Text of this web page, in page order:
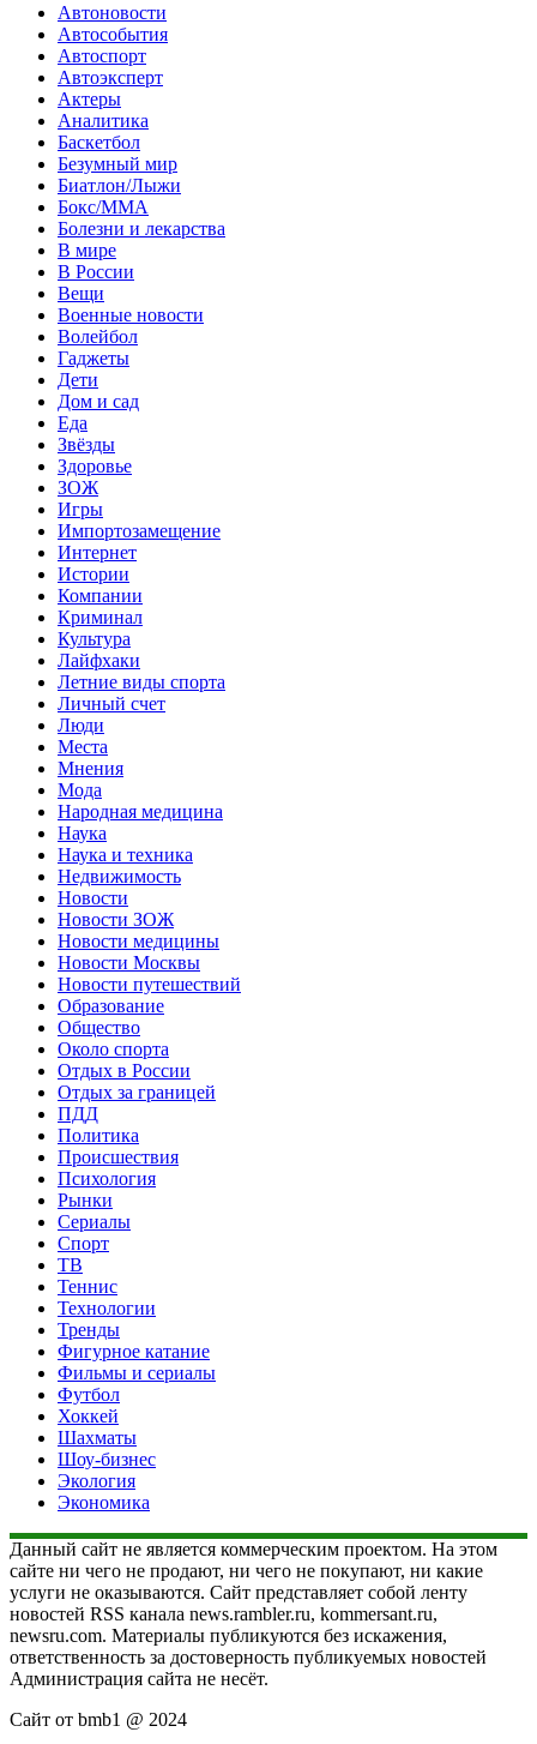
Автоновости
Автособытия
Автоспорт
Автоэксперт
Актеры
Аналитика
Баскетбол
Безумный мир
Биатлон/Лыжи
Бокс/MMA
Болезни и лекарства
В мире
В России
Вещи
Военные новости
Волейбол
Гаджеты
Дети
Дом и сад
Еда
Звёзды
Здоровье
ЗОЖ
Игры
Импортозамещение
Интернет
Истории
Компании
Криминал
Культура
Лайфхаки
Летние виды спорта
Личный счет
Люди
Места
Мнения
Мода
Народная медицина
Наука
Наука и техника
Недвижимость
Новости
Новости ЗОЖ
Новости медицины
Новости Москвы
Новости путешествий
Образование
Общество
Около спорта
Отдых в России
Отдых за границей
ПДД
Политика
Происшествия
Психология
Рынки
Сериалы
Спорт
ТВ
Теннис
Технологии
Тренды
Фигурное катание
Фильмы и сериалы
Футбол
Хоккей
Шахматы
Шоу-бизнес
Экология
Экономика
Данный сайт не является коммерческим проектом. На этом
сайте ни чего не продают, ни чего не покупают, ни какие
услуги не оказываются. Сайт представляет собой ленту
новостей RSS канала news.rambler.ru, kommersant.ru,
newsru.com. Материалы публикуются без искажения,
ответственность за достоверность публикуемых новостей
Администрация сайта не несёт.
Сайт от bmb1 @ 2024